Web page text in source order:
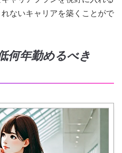
ないキャリアを築くことがで
何年勤めるべき